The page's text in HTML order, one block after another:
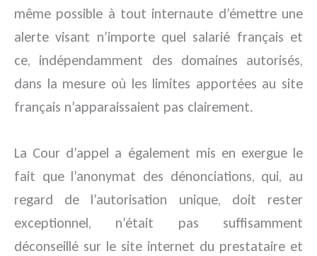
même possible à tout internaute d’émettre une
alerte visant n’importe quel salarié français et
ce, indépendamment des domaines autorisés,
dans la mesure où les limites apportées au site
français n’apparaissaient pas clairement.
La Cour d’appel a également mis en exergue le
fait que l’anonymat des dénonciations, qui, au
regard de l’autorisation unique, doit rester
exceptionnel, n’était pas suffisamment
déconseillé sur le site internet du prestataire et